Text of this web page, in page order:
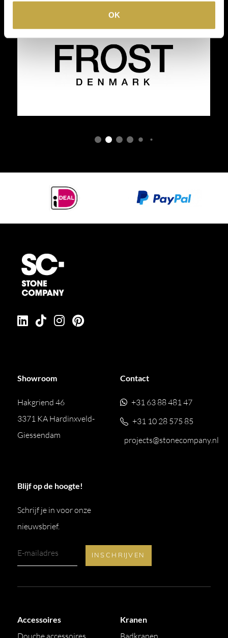
OK
Showroom
Hakgriend 46
3371 KA Hardinxveld-
Giessendam
Contact
+31 63 88 481 47
+31 10 28 575 85
projects@stonecompany.nl
Blijf op de hoogte!
Schrijf je in voor onze
nieuwsbrief.
Accessoires
Douche accessoires
Kranen
Badkranen